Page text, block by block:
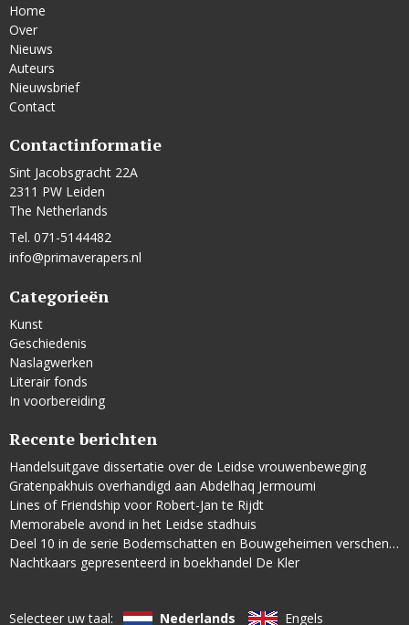
Home
Over
Nieuws
Auteurs
Nieuwsbrief
Contact
Contactinformatie
Sint Jacobsgracht 22A
2311 PW Leiden
The Netherlands
Tel. 071-5144482
info@primaverapers.nl
Categorieën
Kunst
Geschiedenis
Naslagwerken
Literair fonds
In voorbereiding
Recente berichten
Handelsuitgave dissertatie over de Leidse vrouwenbeweging
Gratenpakhuis overhandigd aan Abdelhaq Jermoumi
Lines of Friendship voor Robert-Jan te Rijdt
Memorabele avond in het Leidse stadhuis
Deel 10 in de serie Bodemschatten en Bouwgeheimen verschenen
Nachtkaars gepresenteerd in boekhandel De Kler
Selecteer uw taal: Nederlands Engels